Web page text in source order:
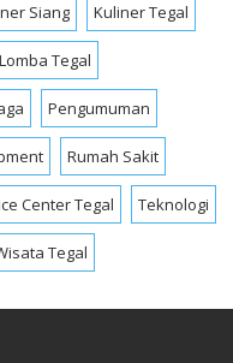
Siang Kuliner Tegal
Lomba Tegal
Pengumuman
Rumah Sakit
Center Tegal Teknologi
Tegal